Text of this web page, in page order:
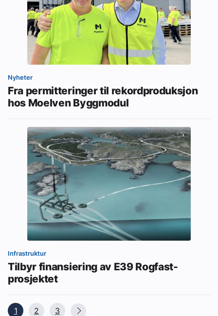
Nyheter
Fra permitteringer til rekordproduksjon
hos Moelven Byggmodul
Infrastruktur
Tilbyr finansiering av E39 Rogfast-
prosjektet
1 2 3